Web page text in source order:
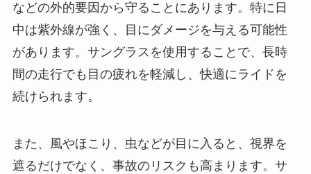
などの外的要因から守ることにあります。特に日
中は紫外線が強く、目にダメージを与える可能性
があります。サングラスを使用することで、長時
間の走行でも目の疲れを軽減し、快適にライドを
続けられます。
また、風やほこり、虫などが目に入ると、視界を
遮るだけでなく、事故のリスクも高まります。サ